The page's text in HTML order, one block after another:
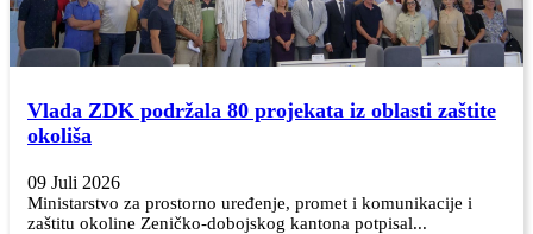
Vlada ZDK podržala 80 projekata iz oblasti zaštite
okoliša
09 Juli 2026
Ministarstvo za prostorno uređenje, promet i komunikacije i
zaštitu okoline Zeničko-dobojskog kantona potpisal...